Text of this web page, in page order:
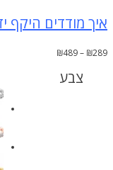
איך מודדים היקף
₪289
–
₪489
צבע